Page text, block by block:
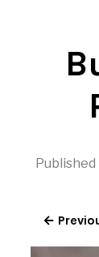
Published
←